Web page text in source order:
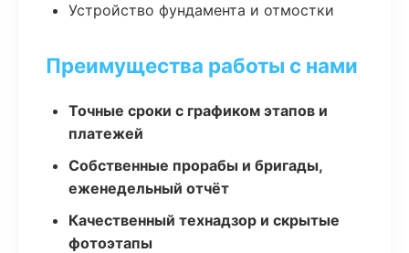
Устройство фундамента и отмостки
Преимущества работы с нами
Точные сроки с графиком этапов и
платежей
Собственные прорабы и бригады,
еженедельный отчёт
Качественный технадзор и скрытые
фотоэтапы